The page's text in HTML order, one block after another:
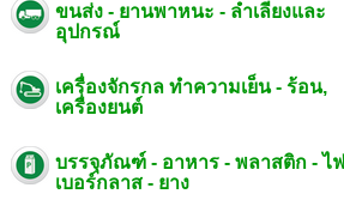
ขนส่ง - ยานพาหนะ - ลำเลียงและ
อุปกรณ์
เครื่องจักรกล ทำความเย็น - ร้อน,
เครื่องยนต์
บรรจุภัณฑ์ - อาหาร - พลาสติก - ไฟ
เบอร์กลาส - ยาง